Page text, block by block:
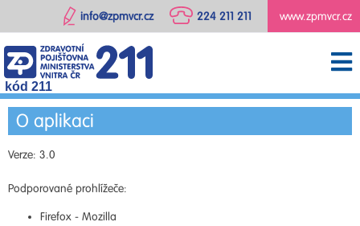
www.zpmvcr.cz
224 211 211
info@zpmvcr.cz
kód 211
O aplikaci
Verze: 3.0
Podporované prohlížeče:
Firefox - Mozilla